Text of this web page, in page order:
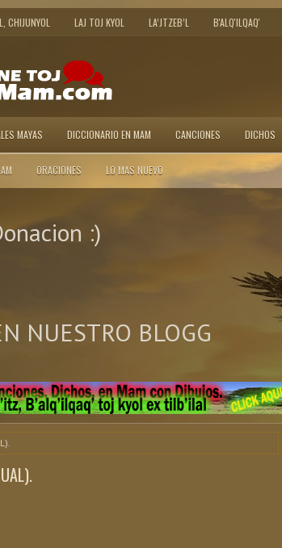
CHIJUNYOL LAJ TOJ KYOL LA’JTZEB’L B'ALQ'ILQAQ'
MAYAS DICCIONARIO EN MAM CANCIONES DICHOS
ORACIONES LO MAS NUEVO
:)
NUESTRO BLOGG